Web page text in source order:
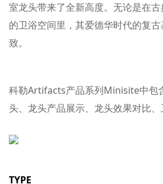
室龙头带来了全新高度。无论是在
的卫浴空间里，其爱德华时代的复
致。
科勒Artifacts产品系列Minisite中包
头、龙头产品展示、龙头效果对比
TYPE